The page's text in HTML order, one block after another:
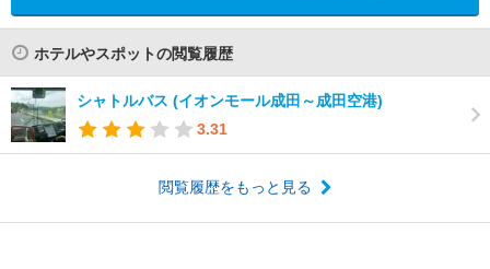
ホテルやスポットの閲覧履歴
シャトルバス (イオンモール成田～成田空港)
3.31
閲覧履歴をもっと見る